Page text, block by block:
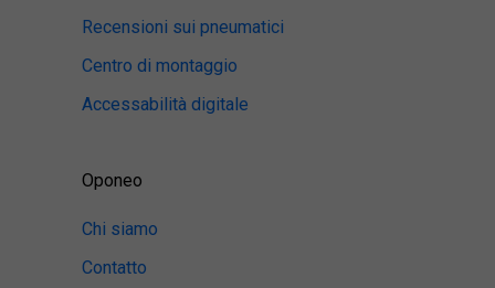
Recensioni sui pneumatici
Centro di montaggio
Accessabilità digitale
Oponeo
Chi siamo
Contatto